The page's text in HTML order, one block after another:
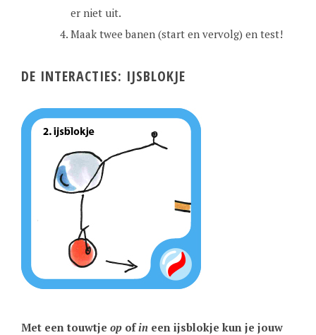
er niet uit.
Maak twee banen (start en vervolg) en test!
DE INTERACTIES: IJSBLOKJE
Met een touwtje opofin een ijsblokje kun je jouw